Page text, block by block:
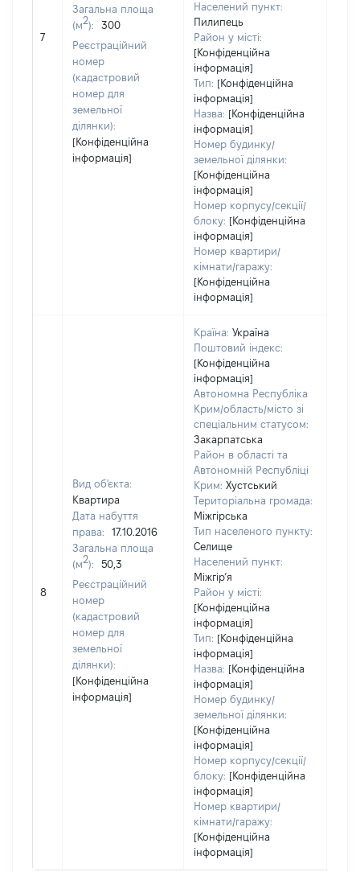
7
Загальна площа
(м2):
300
Реєстраційний
номер
(кадастровий
номер для
земельної
ділянки):
[Конфіденційна
інформація]
Населений пункт:
Пилипець
Район у місті:
[Конфіденційна
інформація]
Тип: [Конфіденційна
інформація]
Назва: [Конфіденційна
інформація]
Номер будинку/
земельної ділянки:
[Конфіденційна
інформація]
Номер корпусу/секції/
блоку: [Конфіденційна
інформація]
Номер квартири/
кімнати/гаражу:
[Конфіденційна
інформація]
8
Вид об'єкта:
Квартира
Дата набуття
права:
17.10.2016
Загальна площа
(м2):
50,3
Реєстраційний
номер
(кадастровий
номер для
земельної
ділянки):
[Конфіденційна
інформація]
Країна: Україна
Поштовий індекс:
[Конфіденційна
інформація]
Автономна Республіка
Крим/область/місто зі
спеціальним статусом:
Закарпатська
Район в області та
Автономній Республіці
Крим: Хустський
Територіальна громада:
Міжгірська
Тип населеного пункту:
Селище
Населений пункт:
Міжгір’я
Район у місті:
[Конфіденційна
інформація]
Тип: [Конфіденційна
інформація]
Назва: [Конфіденційна
інформація]
Номер будинку/
земельної ділянки:
[Конфіденційна
інформація]
Номер корпусу/секції/
блоку: [Конфіденційна
інформація]
Номер квартири/
кімнати/гаражу:
[Конфіденційна
інформація]